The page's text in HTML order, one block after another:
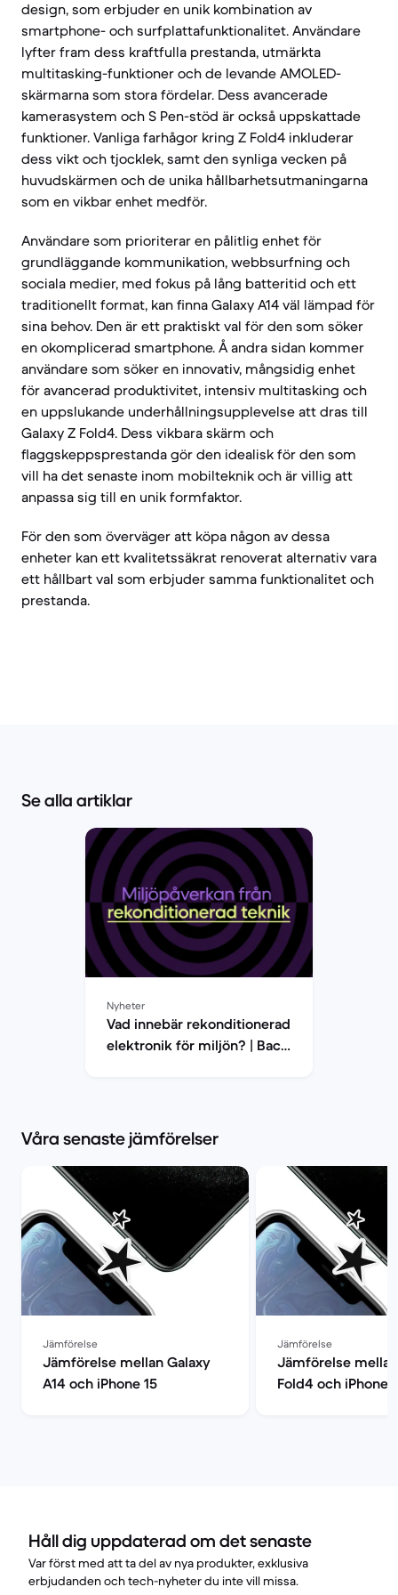
design, som erbjuder en unik kombination av
smartphone- och surfplattafunktionalitet. Användare
lyfter fram dess kraftfulla prestanda, utmärkta
multitasking-funktioner och de levande AMOLED-
skärmarna som stora fördelar. Dess avancerade
kamerasystem och S Pen-stöd är också uppskattade
funktioner. Vanliga farhågor kring Z Fold4 inkluderar
dess vikt och tjocklek, samt den synliga vecken på
huvudskärmen och de unika hållbarhetsutmaningarna
som en vikbar enhet medför.
Användare som prioriterar en pålitlig enhet för
grundläggande kommunikation, webbsurfning och
sociala medier, med fokus på lång batteritid och ett
traditionellt format, kan finna Galaxy A14 väl lämpad för
sina behov. Den är ett praktiskt val för den som söker
en okomplicerad smartphone. Å andra sidan kommer
användare som söker en innovativ, mångsidig enhet
för avancerad produktivitet, intensiv multitasking och
en uppslukande underhållningsupplevelse att dras till
Galaxy Z Fold4. Dess vikbara skärm och
flaggskeppsprestanda gör den idealisk för den som
vill ha det senaste inom mobilteknik och är villig att
anpassa sig till en unik formfaktor.
För den som överväger att köpa någon av dessa
enheter kan ett kvalitetssäkrat renoverat alternativ vara
ett hållbart val som erbjuder samma funktionalitet och
prestanda.
Se alla artiklar
Nyheter
Vad innebär rekonditionerad
elektronik för miljön? | Back
Våra senaste jämförelser
Jämförelse
Jämförelse mellan Galaxy
A14 och iPhone 15
Jämförelse
Jämförelse
Fold4 och iPhone
Håll dig uppdaterad om det senaste
Var först med att ta del av nya produkter, exklusiva
erbjudanden och tech-nyheter du inte vill missa.